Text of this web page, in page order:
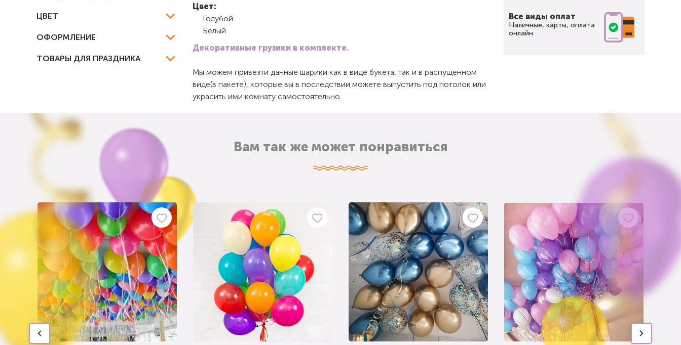
ЦВЕТ
ОФОРМЛЕНИЕ
ТОВАРЫ ДЛЯ ПРАЗДНИКА
Цвет:
Голубой
Белый
Декоративные грузики в комплекте.
Мы можем привезти данные шарики как в виде букета, так и в распущенном
виде(в пакете), которые вы в последствии можете выпустить под потолок или
украсить ими комнату самостоятельно.
Все виды оплат
Наличные, карты, оплата
онлайн
Вам так же может понравиться